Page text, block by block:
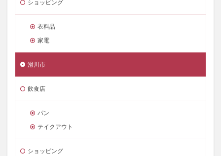
ショッピング
衣料品
家電
滑川市
飲食店
パン
テイクアウト
ショッピング